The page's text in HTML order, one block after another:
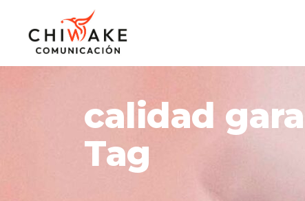
calidad
Tag